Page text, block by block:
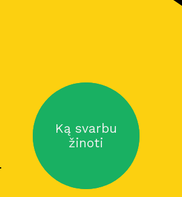
Ką svarbu
žinoti